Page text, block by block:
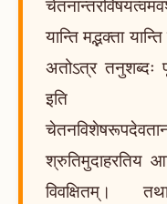
यान्ति मद्भक्ता
अतोऽत्र तनुशब्दः
इति
श्रुतिमुदाहरतिय
विवक्षितम्।